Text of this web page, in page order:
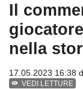
Il
nella
17.05.2023 16:38
VEDI LETTURE